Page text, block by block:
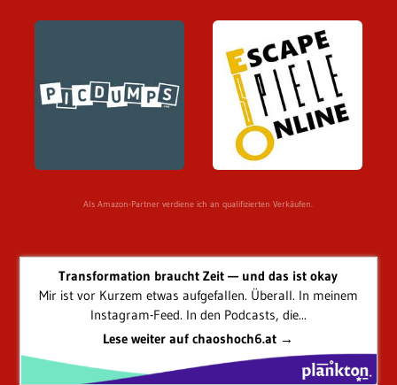
Als Amazon-Partner verdiene ich an qualifizierten Verkäufen.
Transformation braucht Zeit — und das ist okay
Mir ist vor Kurzem etwas aufgefallen. Überall. In meinem
Instagram-Feed. In den Podcasts, die...
Lese weiter auf chaoshoch6.at →